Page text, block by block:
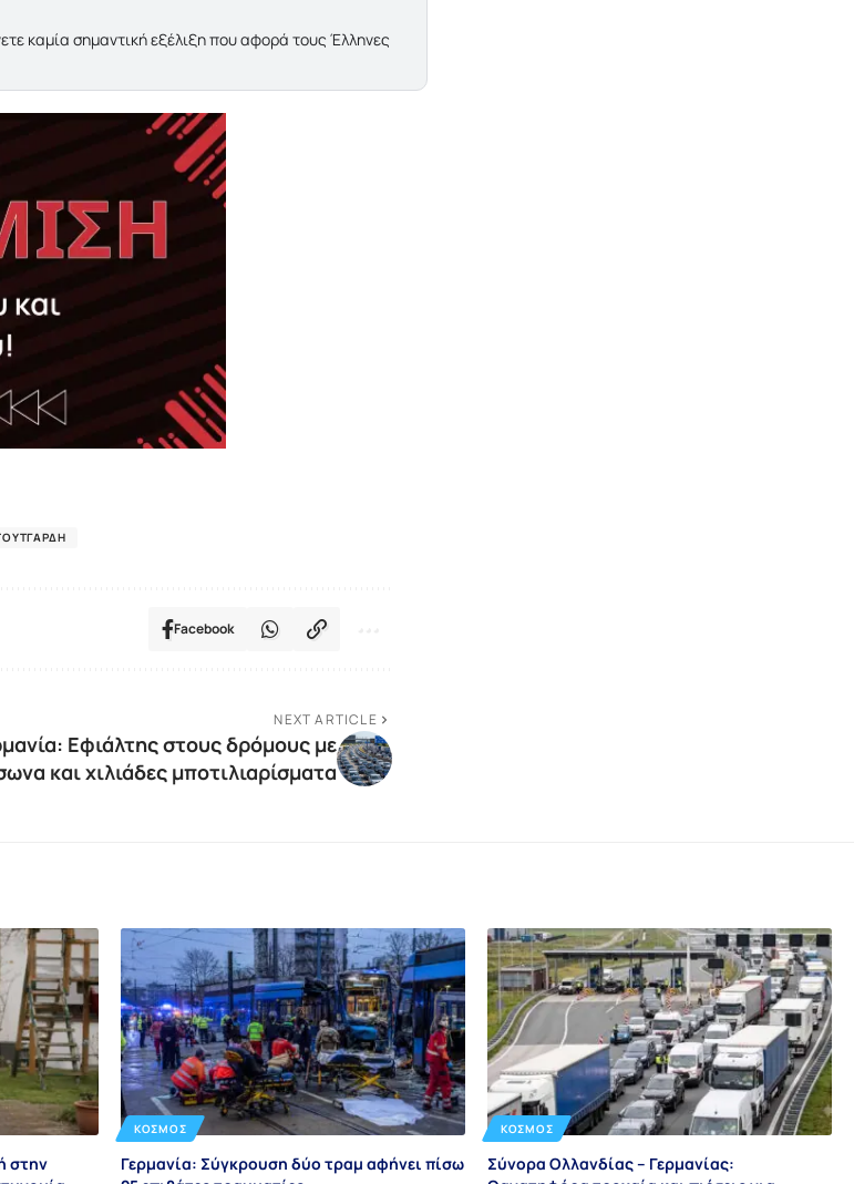
καμία σημαντική εξέλιξη που αφορά τους Έλληνες
Facebook
NEXT ARTICLE
Εφιάλτης στους δρόμους με
και χιλιάδες μποτιλιαρίσματα
στην
ΚΌΣΜΟΣ
Γερμανία: Σύγκρουση δύο τραμ αφήνει πίσω
ΚΌΣΜΟΣ
Σύνορα Ολλανδίας – Γερμανίας: